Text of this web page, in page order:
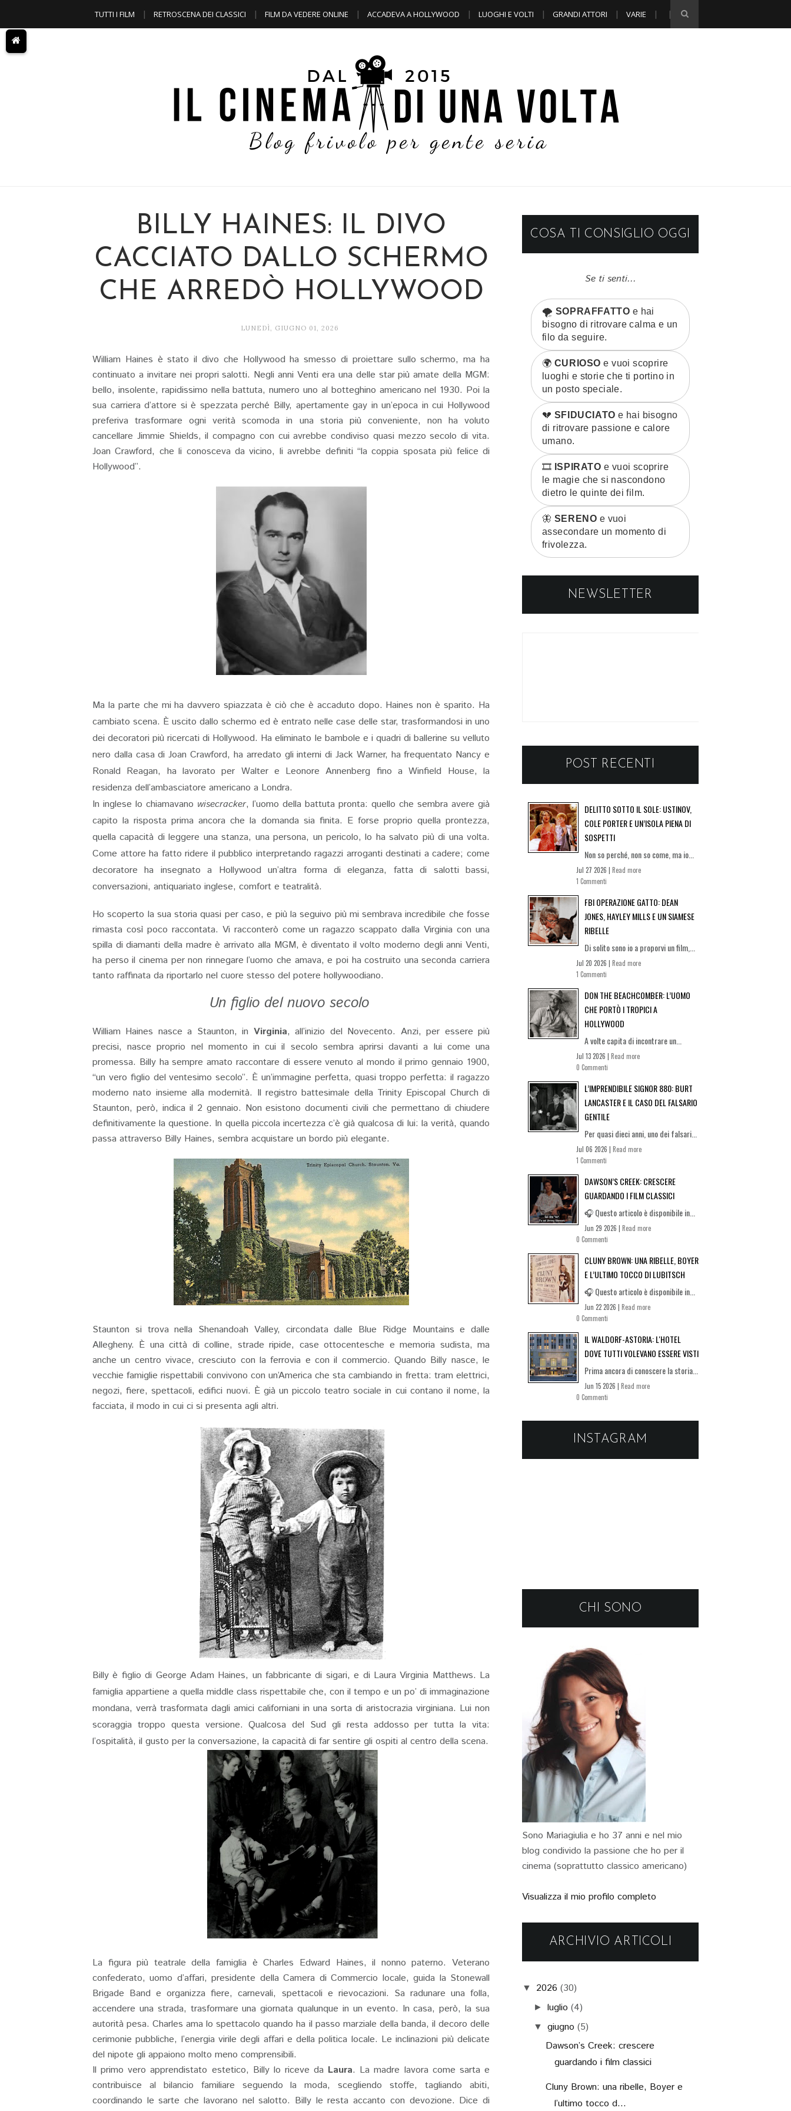
TUTTI I FILM RETROSCENA DEI CLASSICI FILM DA VEDERE ONLINE ACCADEVA A HOLLYWOOD LUOGHI E VOLTI GRANDI ATTORI VARIE
BILLY HAINES: IL DIVO
CACCIATO DALLO SCHERMO
CHE ARREDÒ HOLLYWOOD
LUNEDÌ, GIUGNO 01, 2026
William Haines è stato il divo che Hollywood ha smesso di proiettare sullo schermo, ma ha
continuato a invitare nei propri salotti. Negli anni Venti era una delle star più amate della MGM:
bello, insolente, rapidissimo nella battuta, numero uno al botteghino americano nel 1930. Poi la
sua carriera d’attore si è spezzata perché Billy, apertamente gay in un’epoca in cui Hollywood
preferiva trasformare ogni verità scomoda in una storia più conveniente, non ha voluto
cancellare Jimmie Shields, il compagno con cui avrebbe condiviso quasi mezzo secolo di vita.
Joan Crawford, che li conosceva da vicino, li avrebbe definiti “la coppia sposata più felice di
Hollywood”.
Ma la parte che mi ha davvero spiazzata è ciò che è accaduto dopo. Haines non è sparito. Ha
cambiato scena. È uscito dallo schermo ed è entrato nelle case delle star, trasformandosi in uno
dei decoratori più ricercati di Hollywood. Ha eliminato le bambole e i quadri di ballerine su velluto
nero dalla casa di Joan Crawford, ha arredato gli interni di Jack Warner, ha frequentato Nancy e
Ronald Reagan, ha lavorato per Walter e Leonore Annenberg fino a Winfield House, la
residenza dell’ambasciatore americano a Londra.
In inglese lo chiamavano wisecracker, l’uomo della battuta pronta: quello che sembra avere già
capito la risposta prima ancora che la domanda sia finita. E forse proprio quella prontezza,
quella capacità di leggere una stanza, una persona, un pericolo, lo ha salvato più di una volta.
Come attore ha fatto ridere il pubblico interpretando ragazzi arroganti destinati a cadere; come
decoratore ha insegnato a Hollywood un’altra forma di eleganza, fatta di salotti bassi,
conversazioni, antiquariato inglese, comfort e teatralità.
Ho scoperto la sua storia quasi per caso, e più la seguivo più mi sembrava incredibile che fosse
rimasta così poco raccontata. Vi racconterò come un ragazzo scappato dalla Virginia con una
spilla di diamanti della madre è arrivato alla MGM, è diventato il volto moderno degli anni Venti,
ha perso il cinema per non rinnegare l’uomo che amava, e poi ha costruito una seconda carriera
tanto raffinata da riportarlo nel cuore stesso del potere hollywoodiano.
Un figlio del nuovo secolo
William Haines nasce a Staunton, in Virginia, all’inizio del Novecento. Anzi, per essere più
precisi, nasce proprio nel momento in cui il secolo sembra aprirsi davanti a lui come una
promessa. Billy ha sempre amato raccontare di essere venuto al mondo il primo gennaio 1900,
“un vero figlio del ventesimo secolo”. È un’immagine perfetta, quasi troppo perfetta: il ragazzo
moderno nato insieme alla modernità. Il registro battesimale della Trinity Episcopal Church di
Staunton, però, indica il 2 gennaio. Non esistono documenti civili che permettano di chiudere
definitivamente la questione. In quella piccola incertezza c’è già qualcosa di lui: la verità, quando
passa attraverso Billy Haines, sembra acquistare un bordo più elegante.
Staunton si trova nella Shenandoah Valley, circondata dalle Blue Ridge Mountains e dalle
Allegheny. È una città di colline, strade ripide, case ottocentesche e memoria sudista, ma
anche un centro vivace, cresciuto con la ferrovia e con il commercio. Quando Billy nasce, le
vecchie famiglie rispettabili convivono con un’America che sta cambiando in fretta: tram elettrici,
negozi, fiere, spettacoli, edifici nuovi. È già un piccolo teatro sociale in cui contano il nome, la
facciata, il modo in cui ci si presenta agli altri.
Billy è figlio di George Adam Haines, un fabbricante di sigari, e di Laura Virginia Matthews. La
famiglia appartiene a quella middle class rispettabile che, con il tempo e un po’ di immaginazione
mondana, verrà trasformata dagli amici californiani in una sorta di aristocrazia virginiana. Lui non
scoraggia troppo questa versione. Qualcosa del Sud gli resta addosso per tutta la vita:
l’ospitalità, il gusto per la conversazione, la capacità di far sentire gli ospiti al centro della scena.
La figura più teatrale della famiglia è Charles Edward Haines, il nonno paterno. Veterano
confederato, uomo d’affari, presidente della Camera di Commercio locale, guida la Stonewall
Brigade Band e organizza fiere, carnevali, spettacoli e rievocazioni. Sa radunare una folla,
accendere una strada, trasformare una giornata qualunque in un evento. In casa, però, la sua
autorità pesa. Charles ama lo spettacolo quando ha il passo marziale della banda, il decoro delle
cerimonie pubbliche, l’energia virile degli affari e della politica locale. Le inclinazioni più delicate
del nipote gli appaiono molto meno comprensibili.
Il primo vero apprendistato estetico, Billy lo riceve da Laura. La madre lavora come sarta e
contribuisce al bilancio familiare seguendo la moda, scegliendo stoffe, tagliando abiti,
coordinando le sarte che lavorano nel salotto. Billy le resta accanto con devozione. Dice di
COSA TI CONSIGLIO OGGI
Se ti senti...
🌪️ SOPRAFFATTO e hai
bisogno di ritrovare calma e un
filo da seguire.
🌍 CURIOSO e vuoi scoprire
luoghi e storie che ti portino in
un posto speciale.
💔 SFIDUCIATO e hai bisogno
di ritrovare passione e calore
umano.
🎞️ ISPIRATO e vuoi scoprire
le magie che si nascondono
dietro le quinte dei film.
🦋 SERENO e vuoi
assecondare un momento di
frivolezza.
NEWSLETTER
POST RECENTI
DELITTO SOTTO IL SOLE: USTINOV,
COLE PORTER E UN’ISOLA PIENA DI
SOSPETTI
Non so perché, non so come, ma io...
Jul 27 2026 | Read more
1 Commenti
FBI OPERAZIONE GATTO: DEAN
JONES, HAYLEY MILLS E UN SIAMESE
RIBELLE
Di solito sono io a proporvi un film,...
Jul 20 2026 | Read more
1 Commenti
DON THE BEACHCOMBER: L’UOMO
CHE PORTÒ I TROPICI A
HOLLYWOOD
A volte capita di incontrare un...
Jul 13 2026 | Read more
0 Commenti
L’IMPRENDIBILE SIGNOR 880: BURT
LANCASTER E IL CASO DEL FALSARIO
GENTILE
Per quasi dieci anni, uno dei falsari...
Jul 06 2026 | Read more
1 Commenti
DAWSON’S CREEK: CRESCERE
GUARDANDO I FILM CLASSICI
🎧 Questo articolo è disponibile in...
Jun 29 2026 | Read more
0 Commenti
CLUNY BROWN: UNA RIBELLE, BOYER
E L’ULTIMO TOCCO DI LUBITSCH
🎧 Questo articolo è disponibile in...
Jun 22 2026 | Read more
0 Commenti
IL WALDORF-ASTORIA: L'HOTEL
DOVE TUTTI VOLEVANO ESSERE VISTI
Prima ancora di conoscere la storia...
Jun 15 2026 | Read more
0 Commenti
INSTAGRAM
CHI SONO
Sono Mariagiulia e ho 37 anni e nel mio
blog condivido la passione che ho per il
cinema (soprattutto classico americano)
Visualizza il mio profilo completo
ARCHIVIO ARTICOLI
▼ 2026 (30)
►luglio (4)
▼ giugno (5)
Dawson’s Creek: crescere
guardando i film classici
Cluny Brown: una ribelle, Boyer e
l’ultimo tocco d...